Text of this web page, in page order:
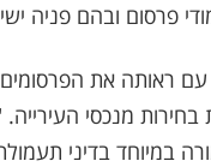
ראותה את
בחירות מנכסי
במיוחד בדיני